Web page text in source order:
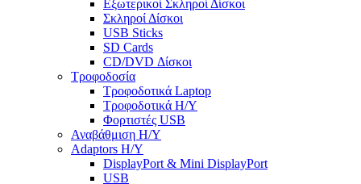
Εξωτερικοί Σκληροί Δίσκοι
Σκληροί Δίσκοι
USB Sticks
SD Cards
CD/DVD Δίσκοι
Τροφοδοσία
Τροφοδοτικά Laptop
Τροφοδοτικά Η/Υ
Φορτιστές USB
Αναβάθμιση Η/Υ
Adaptors Η/Υ
DisplayPort & Mini DisplayPort
USB